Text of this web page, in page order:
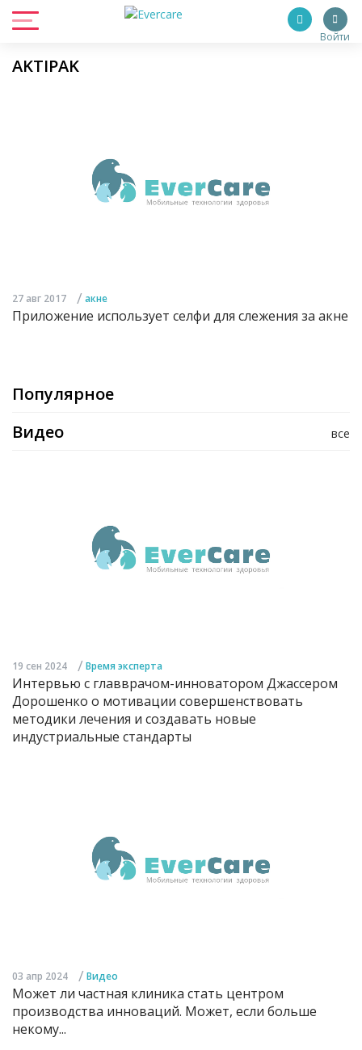
Войти
AKTIPAK
27 авг 2017 / акне
Приложение использует селфи для слежения за акне
Популярное
все
Видео
19 сен 2024 / Время эксперта
Интервью с главврачом-инноватором Джассером
Дорошенко о мотивации совершенствовать
методики лечения и создавать новые
индустриальные стандарты
03 апр 2024 / Видео
Может ли частная клиника стать центром
производства инноваций. Может, если больше
некому...